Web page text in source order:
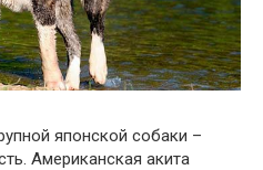
японской собаки –
Американская акита